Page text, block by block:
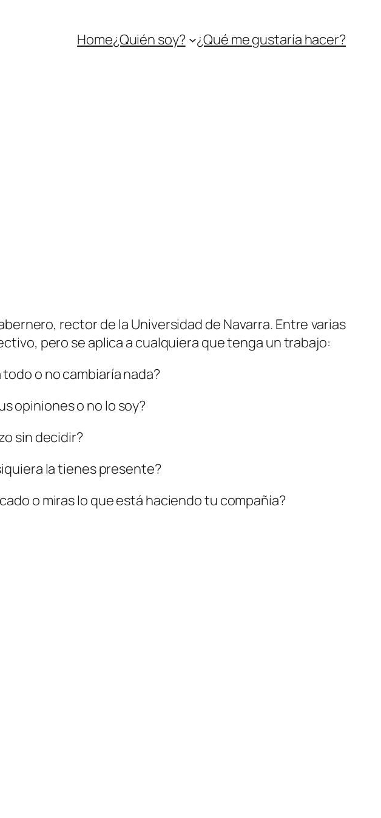
Home¿Quién soy? ¿Qué me gustaría hacer?
rector de la Universidad de Navarra. Entre varias
pero se aplica a cualquiera que tenga un trabajo:
o no cambiaría nada?
opiniones o no lo soy?
sin decidir?
la tienes presente?
o miras lo que está haciendo tu compañía?